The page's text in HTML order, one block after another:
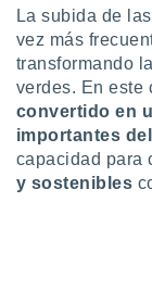
así como
y
en
más
nuestra
La subida de
vez más
transformando
verdes. En este
convertido en
importantes
capacidad para
y sostenibles